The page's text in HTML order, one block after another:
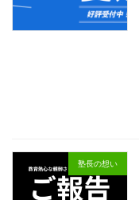
塾長の想い